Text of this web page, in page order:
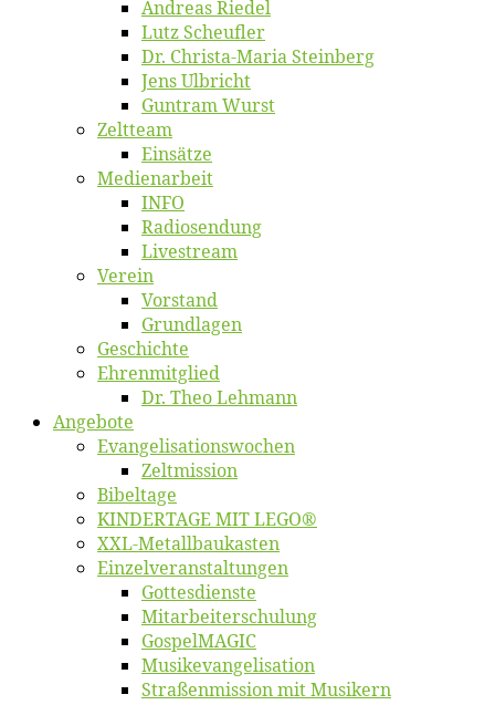
An­dre­as Riedel
Lutz Scheuf­ler
Dr. Chris­­ta-Ma­ria Steinberg
Jens Ulb­richt
Gun­tram Wurst
Zelt­team
Ein­sät­ze
Me­di­en­ar­beit
INFO
Ra­dio­sen­dung
Live­stream
Ver­ein
Vor­stand
Grund­la­gen
Ge­schich­te
Eh­ren­mit­glied
Dr. Theo Lehmann
An­ge­bo­te
Evangelisa­tions­wo­chen
Zelt­mis­si­on
Bi­bel­ta­ge
KINDERTAGE MIT LEGO®
XXL-Me­­tal­l­­bau­­kas­­ten
Einzelver­an­stal­tungen
Got­tes­diens­te
Mitarbeiter­schulung
Gos­pel­MA­GIC
Musikevan­ge­li­sa­tion
Straßenmis­sion mit Musikern